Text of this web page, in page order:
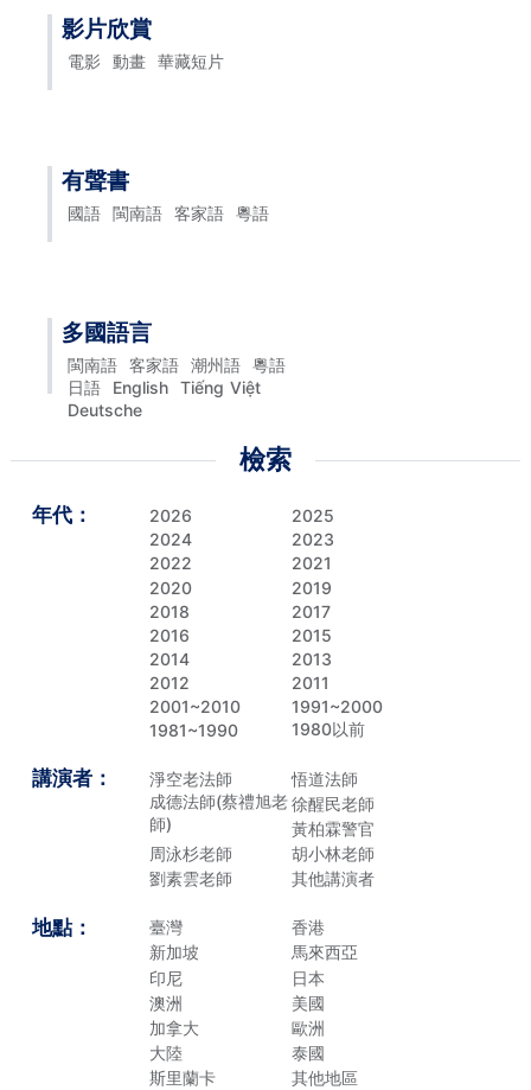
影片欣賞
電影 動畫 華藏短片
有聲書
國語 閩南語 客家語 粵語
多國語言
閩南語 客家語 潮州語
粵語
日語
English
Tiếng Việt
Deutsche
檢索
年代： 2026
2025
2024
2023
2022
2021
2020
2019
2018
2017
2016
2015
2014
2013
2012
2011
2001~2010
1991~2000
1981~1990
1980以前
講演者： 淨空老法師
悟道法師
成德法師(蔡禮旭老
師)
徐醒民老師
黃柏霖警官
周泳杉老師
胡小林老師
劉素雲老師
其他講演者
地點： 臺灣
香港
新加坡
馬來西亞
印尼
日本
澳洲
美國
加拿大
歐洲
大陸
泰國
斯里蘭卡
其他地區